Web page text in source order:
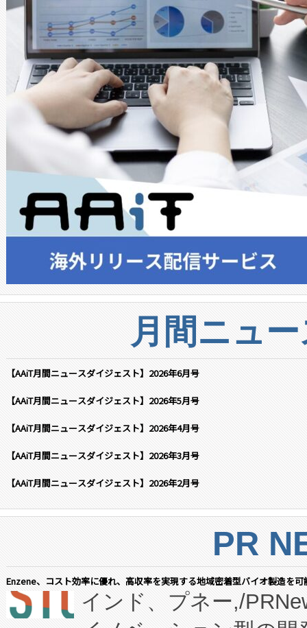
月間ニュ
【AAiT月間ニュースダイジェスト】2026年6月号
【AAiT月間ニュースダイジェスト】2026年5月号
【AAiT月間ニュースダイジェスト】2026年4月号
【AAiT月間ニュースダイジェスト】2026年3月号
【AAiT月間ニュースダイジェスト】2026年2月号
PR
Enzene、コスト効率に優れ、高収率を実現する地域密着型バイオ製造を
インド、プネー,/